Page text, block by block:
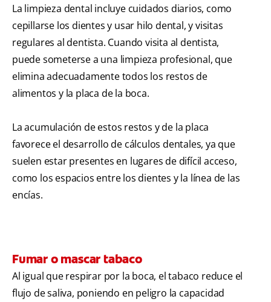
La limpieza dental incluye cuidados diarios, como
cepillarse los dientes y usar hilo dental, y visitas
regulares al dentista. Cuando visita al dentista,
puede someterse a una limpieza profesional, que
elimina adecuadamente todos los restos de
alimentos y la placa de la boca.
La acumulación de estos restos y de la placa
favorece el desarrollo de cálculos dentales, ya que
suelen estar presentes en lugares de difícil acceso,
como los espacios entre los dientes y la línea de las
encías.
Fumar o mascar tabaco
Al igual que respirar por la boca, el tabaco reduce el
flujo de saliva, poniendo en peligro la capacidad